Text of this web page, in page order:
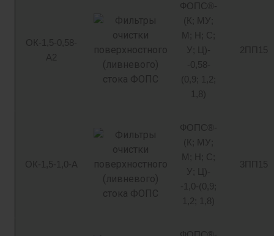
ОК-1,5-0,58-
А2
ФОПС®-
(К; МУ;
М; Н; С;
У; Ц)-
-0,58-
(0,9; 1,2;
1,8)
2ПП15
ОК-1,5-1,0-А
ФОПС®-
(К; МУ;
М; Н; С;
У; Ц)-
-1,0-(0,9;
1,2; 1,8)
3ПП15